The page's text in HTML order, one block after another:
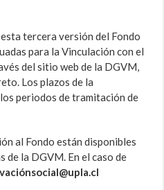
tercera versión del Fondo
para la Vinculación con el
del sitio web de la DGVM,
Los plazos de la
periodos de tramitación de
al Fondo están disponibles
de la DGVM. En el caso de